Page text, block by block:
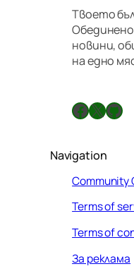
Твоето
новини,
на едно
Facebook X GitHub
Navigation
Community
Terms of
Terms of
За реклама